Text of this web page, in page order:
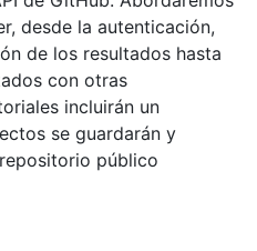
desde la autenticación,
de los resultados hasta
con otras
incluirán un
se guardarán y
público